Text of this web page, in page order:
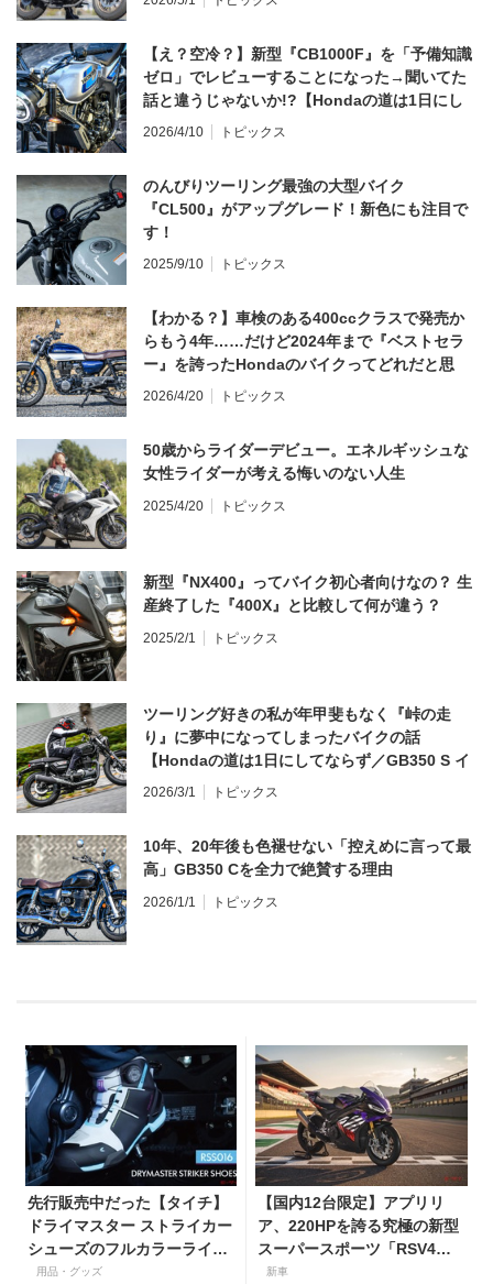
【え？空冷？】新型『CB1000F』を「予備知識
ゼロ」でレビューすることになった→聞いてた
話と違うじゃないか!?【Hondaの道は1日にし
てならず／CB1000F ①第一印象 編】
2026/4/10 トピックス
のんびりツーリング最強の大型バイク
『CL500』がアップグレード！新色にも注目で
す！
2025/9/10 トピックス
【わかる？】車検のある400ccクラスで発売か
らもう4年……だけど2024年まで『ベストセラ
ー』を誇ったHondaのバイクってどれだと思
う？
2026/4/20 トピックス
50歳からライダーデビュー。エネルギッシュな
女性ライダーが考える悔いのない人生
2025/4/20 トピックス
新型『NX400』ってバイク初心者向けなの？ 生
産終了した『400X』と比較して何が違う？
2025/2/1 トピックス
ツーリング好きの私が年甲斐もなく『峠の走
り』に夢中になってしまったバイクの話
【Hondaの道は1日にしてならず／GB350 S イ
ンプレ・レビュー 前編】
2026/3/1 トピックス
10年、20年後も色褪せない「控えめに言って最
高」GB350 Cを全力で絶賛する理由
2026/1/1 トピックス
先行販売中だった【タイチ】
ドライマスター ストライカー
シューズのフルカラーライン
アップがついにそろう！
用品・グッズ
【国内12台限定】アプリリ
ア、220HPを誇る究極の新型
スーパースポーツ「RSV4
Factory」を発売。価格363万
新車